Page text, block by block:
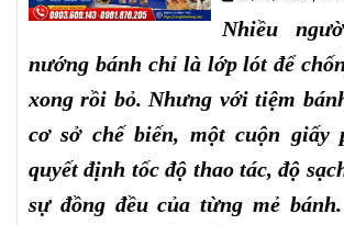
Nhiều
nướng bánh chỉ là lớp lót để
xong rồi bỏ. Nhưng với tiệm
cơ sở chế biến, một cuộn giấy
quyết định tốc độ thao tác, độ
sự đồng đều của từng mẻ